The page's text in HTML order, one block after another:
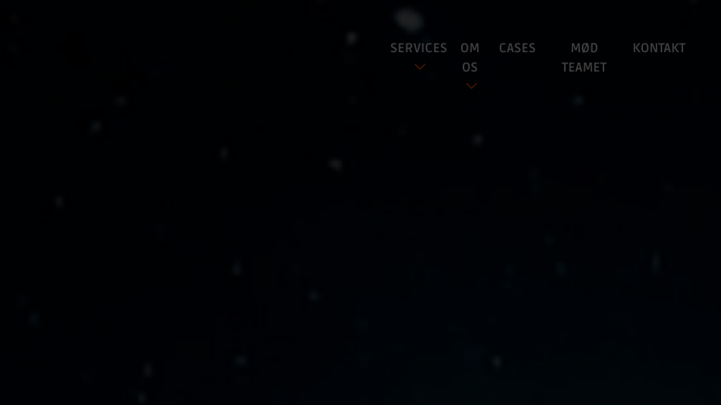
SERVICES
OM
OS
CASES
MØD
TEAMET
KONTAKT